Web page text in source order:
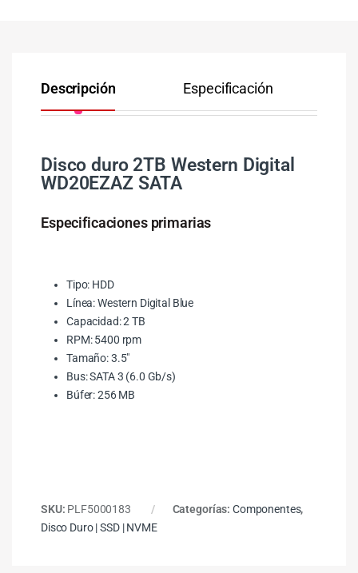
Descripción Especificación
Disco duro 2TB Western Digital
WD20EZAZ SATA
Especificaciones primarias
Tipo: HDD
Línea: Western Digital Blue
Capacidad: 2 TB
RPM: 5400 rpm
Tamaño: 3.5″
Bus: SATA 3 (6.0 Gb/s)
Búfer: 256 MB
SKU: PLF5000183 Categorías: Componentes,
Disco Duro | SSD | NVME